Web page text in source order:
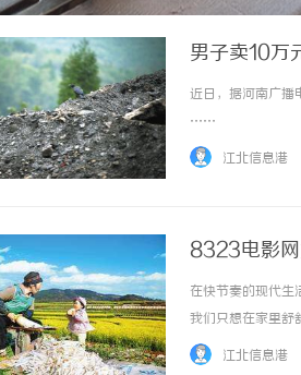
男子卖10万
近日，据河南广播
……
江北信息港
8323电影
在快节奏的现代生
我们只想在家里舒
种大片。8323电
江北信息港